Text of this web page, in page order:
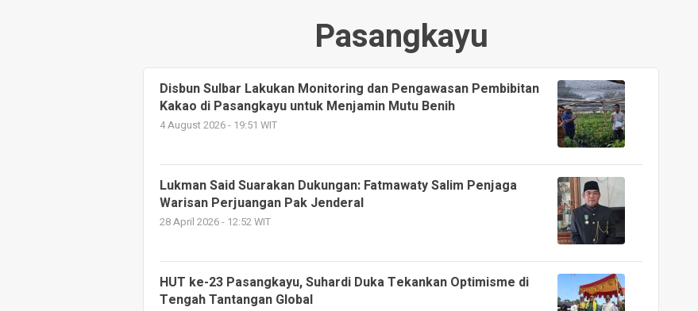
Pasangkayu
Disbun Sulbar Lakukan Monitoring dan Pengawasan Pembibitan
Kakao di Pasangkayu untuk Menjamin Mutu Benih
4 August 2026 - 19:51 WIT
Lukman Said Suarakan Dukungan: Fatmawaty Salim Penjaga
Warisan Perjuangan Pak Jenderal
28 April 2026 - 12:52 WIT
HUT ke-23 Pasangkayu, Suhardi Duka Tekankan Optimisme di
Tengah Tantangan Global